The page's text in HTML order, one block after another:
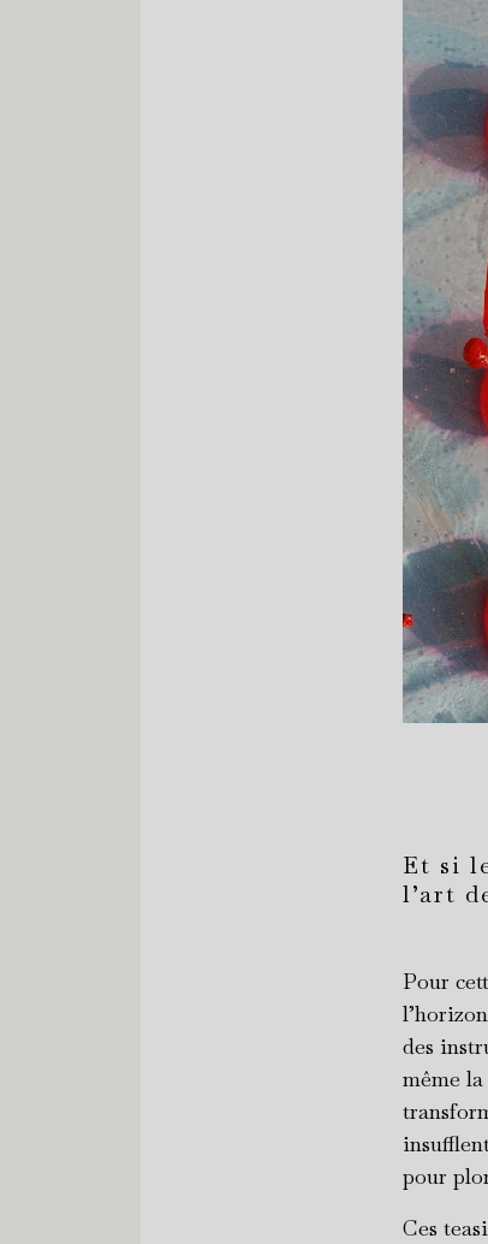
Et si
l’art
Pour
des
même
pour
Ces